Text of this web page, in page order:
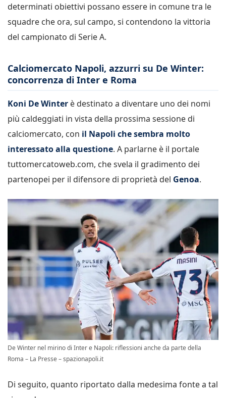
determinati obiettivi possano essere in comune tra le
squadre che ora, sul campo, si contendono la vittoria
del campionato di Serie A.
Calciomercato Napoli, azzurri su De Winter:
concorrenza di Inter e Roma
Koni De Winter è destinato a diventare uno dei nomi
più caldeggiati in vista della prossima sessione di
calciomercato, con il Napoli che sembra molto
interessato alla questione. A parlarne è il portale
tuttomercatoweb.com, che svela il gradimento dei
partenopei per il difensore di proprietà del Genoa.
De Winter nel mirino di Inter e Napoli: riflessioni anche da parte della
Roma – La Presse – spazionapoli.it
Di seguito, quanto riportato dalla medesima fonte a tal